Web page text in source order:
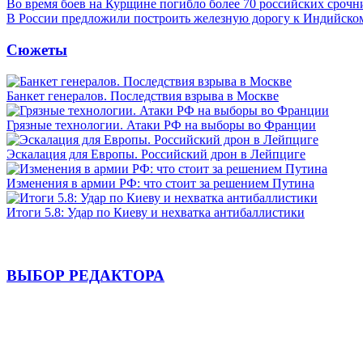
Во время боев на Курщине погибло более 70 российских
В России предложили построить железную дорогу к
Сюжеты
Банкет генералов. Последствия взрыва в Москве
Грязные технологии. Атаки РФ на выборы во Франции
Эскалация для Европы. Российский дрон в Лейпциге
Изменения в армии РФ: что стоит за решением Путина
Итоги 5.8: Удар по Киеву и нехватка антибаллистики
ВЫБОР РЕДАКТОРА